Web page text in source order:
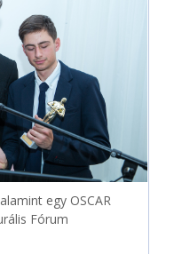
egy OSCAR
Fórum